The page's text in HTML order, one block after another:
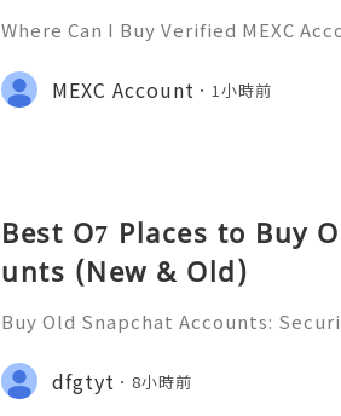
Where Can I Buy Verified MEXC
💎 WhatsApp: +1(772)563-8300 🚀
discord: usamarketit ✅ Trusted S
MEXC Account 1小時前
Best O7 Places to Buy
unts (New & Old)
Buy Old Snapchat Accounts:
📞📩 We’re always ready to help
🌐✨ We are available online 24/7 💼
dfgtyt 8小時前